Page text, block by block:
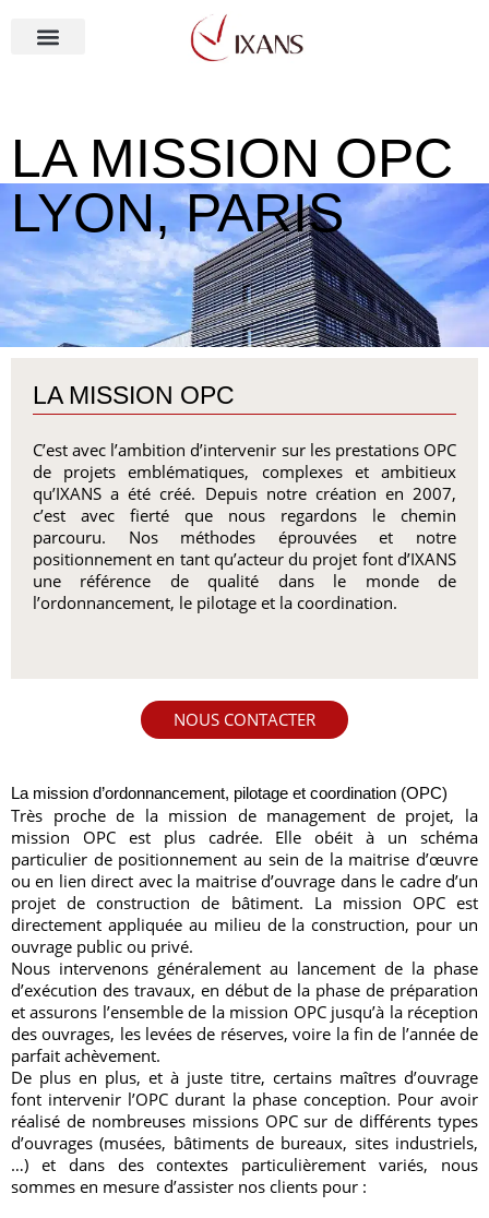
LA MISSION OPC
LYON, PARIS
LA MISSION OPC
C’est avec l’ambition d’intervenir sur les prestations OPC
de projets emblématiques, complexes et ambitieux
qu’IXANS a été créé. Depuis notre création en 2007,
c’est avec fierté que nous regardons le chemin
parcouru. Nos méthodes éprouvées et notre
positionnement en tant qu’acteur du projet font d’IXANS
une référence de qualité dans le monde de
l’ordonnancement, le pilotage et la coordination.
NOUS CONTACTER
La mission d’ordonnancement, pilotage et coordination (OPC)
Très proche de la mission de management de projet, la
mission OPC est plus cadrée. Elle obéit à un schéma
particulier de positionnement au sein de la maitrise d’œuvre
ou en lien direct avec la maitrise d’ouvrage dans le cadre d’un
projet de construction de bâtiment. La mission OPC est
directement appliquée au milieu de la construction, pour un
ouvrage public ou privé.
Nous intervenons généralement au lancement de la phase
d’exécution des travaux, en début de la phase de préparation
et assurons l’ensemble de la mission OPC jusqu’à la réception
des ouvrages, les levées de réserves, voire la fin de l’année de
parfait achèvement.
De plus en plus, et à juste titre, certains maîtres d’ouvrage
font intervenir l’OPC durant la phase conception. Pour avoir
réalisé de nombreuses missions OPC sur de différents types
d’ouvrages (musées, bâtiments de bureaux, sites industriels,
…) et dans des contextes particulièrement variés, nous
sommes en mesure d’assister nos clients pour :